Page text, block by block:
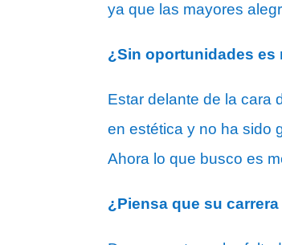
ya que las mayores
¿Sin oportunidades
Estar delante de la cara
en estética y no ha sido
Ahora lo que busco es
¿Piensa que su